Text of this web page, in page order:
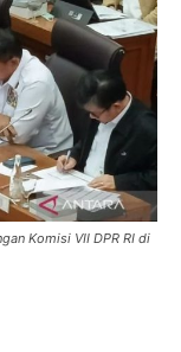
Komisi VII DPR RI di